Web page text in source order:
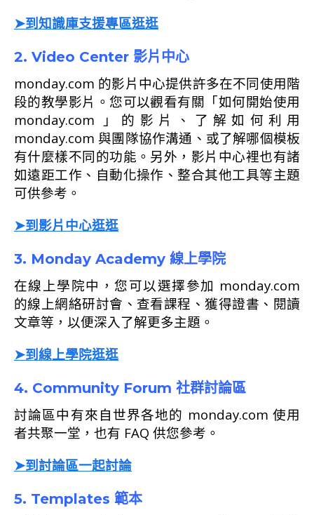
➤到知識庫支援專區逛逛
2. Video Center 影片中心
monday.com 的影片中心提供許多在不同使用階
段的教學影片。您可以觀看有關「如何開始使用
monday.com 」的影片、了解如何利用
monday.com 與團隊協作溝通、或了解哪個模板
有什麼樣不同的功能。另外，影片中心裡也有諸
如遠距工作、自動化操作、整合其他工具等主題
可供參考。
➤到影片中心逛逛
3. Monday Academy 線上學院
在線上學院中，您可以選擇參加 monday.com
的線上網絡研討會、查看課程、獲得證書、閱讀
文章等，以便深入了解更多主題。
➤到線上學院逛逛
4. Community Forum 社群討論區
討論區中有來自世界各地的 monday.com 使用
者共聚一堂，也有 FAQ 供您參考。
➤到討論區一起討論
5. Templates 範本